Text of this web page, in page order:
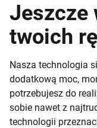
Jeszcze
twoich
Nasza technologia
dodatkową moc,
potrzebujesz do
sobie nawet z
technologii